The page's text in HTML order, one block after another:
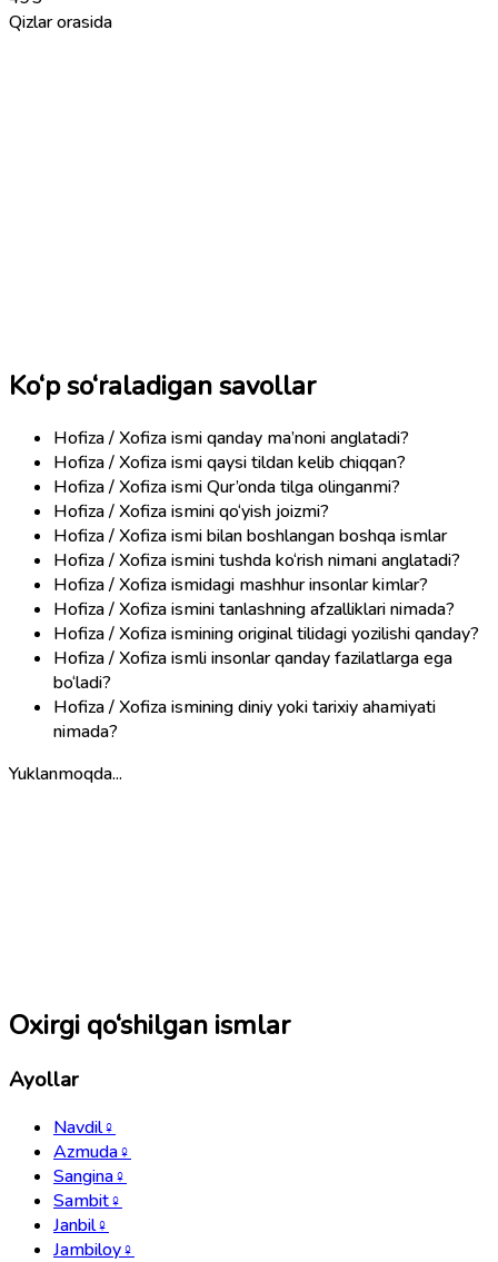
Qizlar orasida
Ko‘p so‘raladigan savollar
Hofiza / Xofiza ismi qanday ma’noni anglatadi?
Hofiza / Xofiza ismi qaysi tildan kelib chiqqan?
Hofiza / Xofiza ismi Qur’onda tilga olinganmi?
Hofiza / Xofiza ismini qo‘yish joizmi?
Hofiza / Xofiza ismi bilan boshlangan boshqa ismlar
Hofiza / Xofiza ismini tushda ko‘rish nimani anglatadi?
Hofiza / Xofiza ismidagi mashhur insonlar kimlar?
Hofiza / Xofiza ismini tanlashning afzalliklari nimada?
Hofiza / Xofiza ismining original tilidagi yozilishi qanday?
Hofiza / Xofiza ismli insonlar qanday fazilatlarga ega
bo‘ladi?
Hofiza / Xofiza ismining diniy yoki tarixiy ahamiyati
nimada?
Yuklanmoqda...
Oxirgi qo‘shilgan ismlar
Ayollar
Navdil♀
Azmuda♀
Sangina♀
Sambit♀
Janbil♀
Jambiloy♀